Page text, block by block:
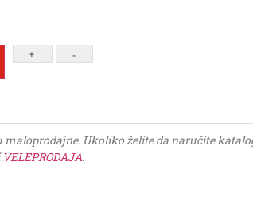
+ -
maloprodajne. Ukoliko želite da naručite
VELEPRODAJA.